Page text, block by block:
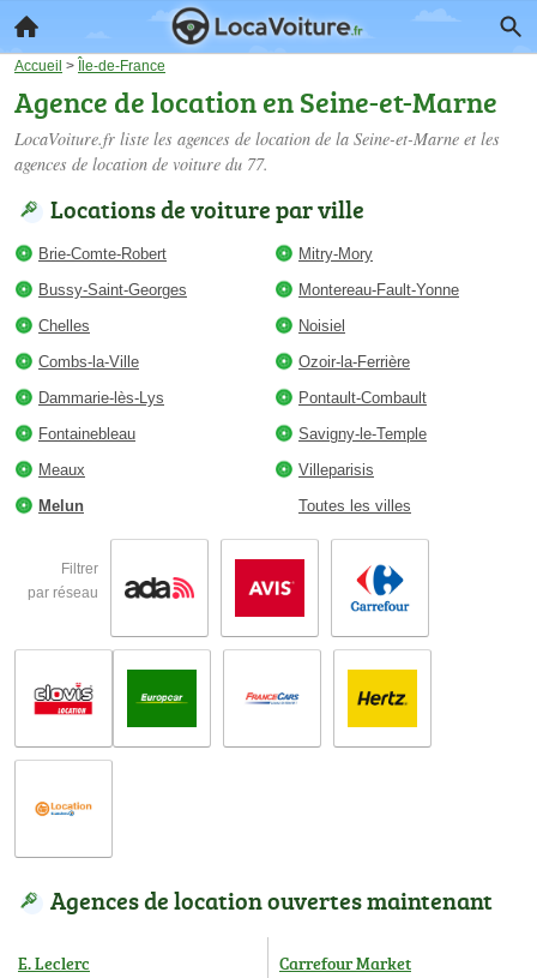
Accueil > Île-de-France
Agence de location en Seine-et-Marne
LocaVoiture.fr liste les agences de location de la Seine-et-Marne et les
agences de location de voiture du 77.
Locations de voiture par ville
Brie-Comte-Robert
Bussy-Saint-Georges
Chelles
Combs-la-Ville
Dammarie-lès-Lys
Fontainebleau
Meaux
Melun
Mitry-Mory
Montereau-Fault-Yonne
Noisiel
Ozoir-la-Ferrière
Pontault-Combault
Savigny-le-Temple
Villeparisis
Toutes les villes
Filtrer
par réseau
Agences de location ouvertes maintenant
E. Leclerc Carrefour Market